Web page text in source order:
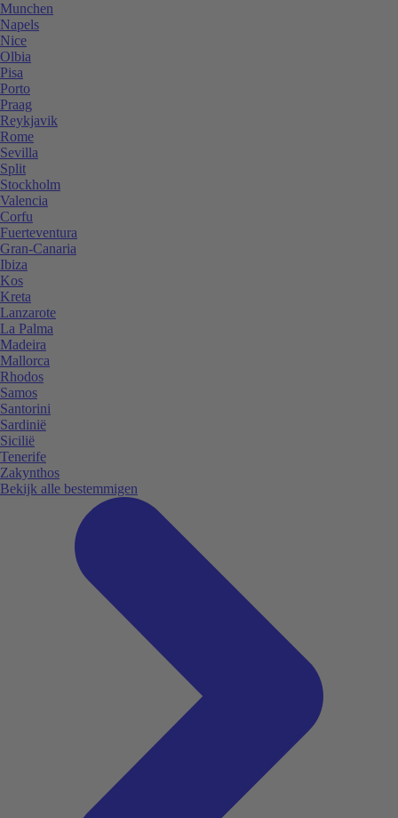
Munchen
Napels
Nice
Olbia
Pisa
Porto
Praag
Reykjavik
Rome
Sevilla
Split
Stockholm
Valencia
Corfu
Fuerteventura
Gran-Canaria
Ibiza
Kos
Kreta
Lanzarote
La Palma
Madeira
Mallorca
Rhodos
Samos
Santorini
Sardinië
Sicilië
Tenerife
Zakynthos
Bekijk alle bestemmigen